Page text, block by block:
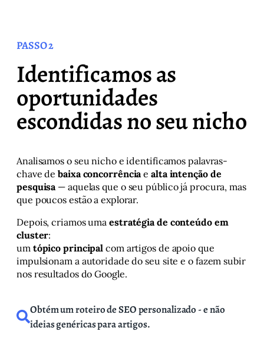
PASSO 2
Identificamos as
oportunidades
escondidas no seu nicho
Analisamos o seu nicho e identificamos palavras-
chave debaixa concorrênciaealta intenção de
pesquisa— aquelas que o seu público já procura, mas
que poucos estão a explorar.
Depois, criamos uma estratégia de conteúdo em
cluster:
um tópico principal com artigos de apoio que
impulsionam a autoridade do seu site e o fazem subir
nos resultados do Google.
Obtém um roteiro de SEO personalizado - e não
ideias genéricas para artigos.